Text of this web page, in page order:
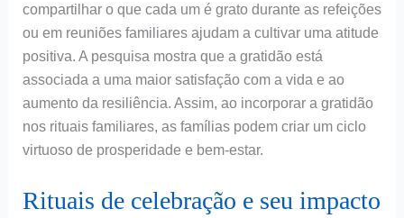
compartilhar o que cada um é grato durante as refeições
ou em reuniões familiares ajudam a cultivar uma atitude
positiva. A pesquisa mostra que a gratidão está
associada a uma maior satisfação com a vida e ao
aumento da resiliência. Assim, ao incorporar a gratidão
nos rituais familiares, as famílias podem criar um ciclo
virtuoso de prosperidade e bem-estar.
Rituais de celebração e seu impacto